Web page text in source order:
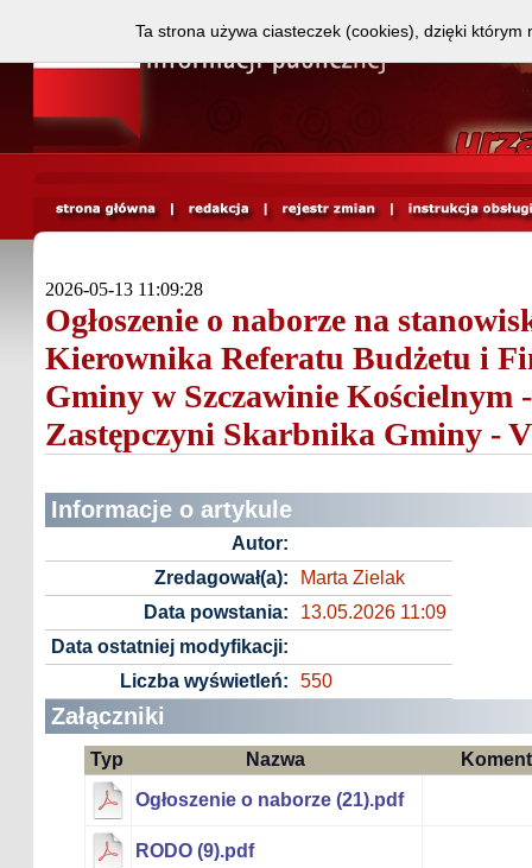
2026-05-13 11:09:28
Ogłoszenie o naborze na
Kierownika Referatu Budżetu i
Gminy w Szczawinie Kościelnym
Zastępczyni Skarbnika Gminy -
Informacje o artykule
Autor:
Zredagował(a):
Marta Zielak
Data powstania:
13.05.2026 11:09
Data ostatniej modyfikacji:
Liczba wyświetleń:
550
Załączniki
Typ Nazwa
Ogłoszenie o naborze (21).pdf
RODO (9).pdf
Ta strona używa ciasteczek (cookies), dzięki którym